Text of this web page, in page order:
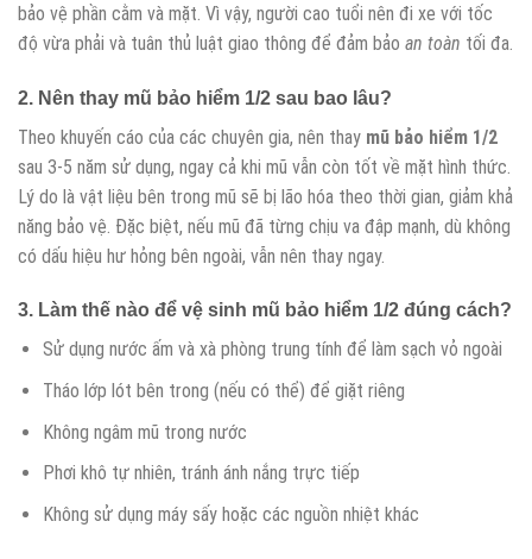
bảo vệ phần cằm và mặt. Vì vậy, người cao tuổi nên đi xe với tốc
độ vừa phải và tuân thủ luật giao thông để đảm bảo an toàn tối đa.
2. Nên thay mũ bảo hiểm 1/2 sau bao lâu?
Theo khuyến cáo của các chuyên gia, nên thay mũ bảo hiểm 1/2
sau 3-5 năm sử dụng, ngay cả khi mũ vẫn còn tốt về mặt hình thức.
Lý do là vật liệu bên trong mũ sẽ bị lão hóa theo thời gian, giảm khả
năng bảo vệ. Đặc biệt, nếu mũ đã từng chịu va đập mạnh, dù không
có dấu hiệu hư hỏng bên ngoài, vẫn nên thay ngay.
3. Làm thế nào để vệ sinh mũ bảo hiểm 1/2 đúng cách?
Sử dụng nước ấm và xà phòng trung tính để làm sạch vỏ ngoài
Tháo lớp lót bên trong (nếu có thể) để giặt riêng
Không ngâm mũ trong nước
Phơi khô tự nhiên, tránh ánh nắng trực tiếp
Không sử dụng máy sấy hoặc các nguồn nhiệt khác